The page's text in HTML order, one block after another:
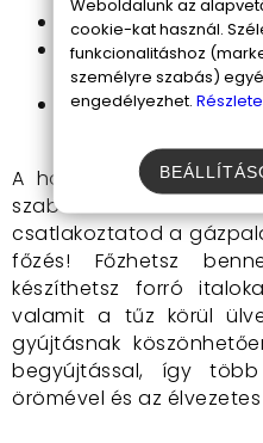
Mérete: 343 x 275 x
Minősítése: CE
biztonságos
Gáz: bután, a
A hordozható
szabadban. Használat
csatlakoztatod a
főzés! Főzhetsz
készíthetsz forró
valamit a tűz körül
gyújtásnak
begyújtással, így
örömével és az
Weboldalunk az
cookie-kat használ.
funkcionalitáshoz
személyre szabás)
engedélyezhet.